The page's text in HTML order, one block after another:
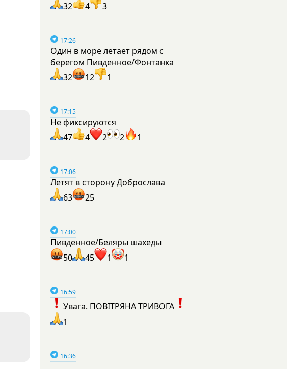
32
4 3
17:26
Один в море летает рядом с
берегом Пивденное/Фонтанка
32
12 1
17:15
Не фиксируются
47
4 2 2 1
17:06
Летят в сторону Доброслава
63
25
17:00
Пивденное/Беляры шахеды
50
45 1 1
16:59
Увага. ПОВІТРЯНА ТРИВОГА
1
16:36